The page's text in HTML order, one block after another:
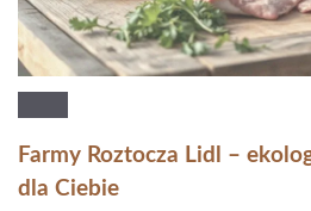
Farmy Roztocza Lidl –
dla Ciebie